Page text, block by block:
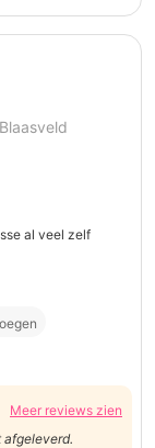
al veel zelf
Meer reviews zien
afgeleverd.